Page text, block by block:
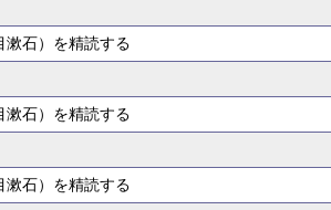
漱石）を精読する
漱石）を精読する
漱石）を精読する